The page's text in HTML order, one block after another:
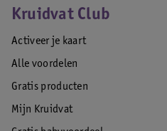
Kruidvat Club
Activeer je kaart
Alle voordelen
Gratis producten
Mijn Kruidvat